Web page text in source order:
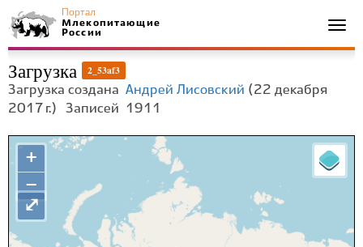
Портал
Млекопитающие
России
Загрузка 2_53af3
Загрузка создана Андрей Лисовский (22 декабря
2017 г.) Записей 1911
+
−
⤢